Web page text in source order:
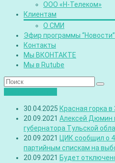
ООО «Н-Телеком»
Клиентам
О СМИ
Эфир программы “Новости”
Контакты
Мы ВКОНТАКТЕ
Мы в Rutube
30.04.2025 Красная горка в
20.09.2021 Алексей Дюмин
губернатора Тульской
20.09.2021 ЦИК сообщил о
партийным спискам на
20.09.2021 Будет